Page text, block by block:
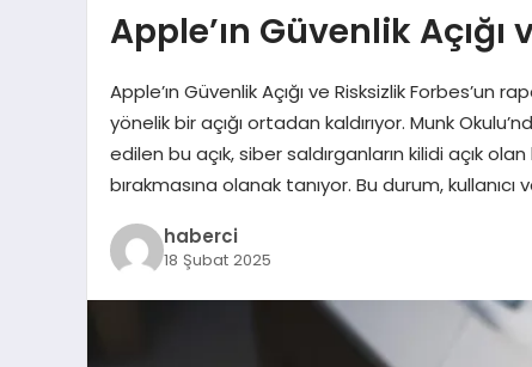
Apple’ın Güvenlik
Apple’ın Güvenlik Açığı ve Risksizlik Forbes’un
yönelik bir açığı ortadan kaldırıyor. Munk
edilen bu açık, siber saldırganların kilidi açık
bırakmasına olanak tanıyor. Bu durum,
haberci
18 Şubat 2025